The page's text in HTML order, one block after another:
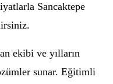
Sancaktepe
ekibi ve yılların
sunar. Eğitimli